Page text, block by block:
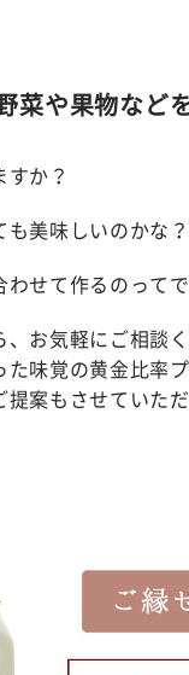
菜や果物など
か？
美味しいのかな？
て作るのってで
お気軽にご相談く
味覚の黄金比率
案もさせていただ